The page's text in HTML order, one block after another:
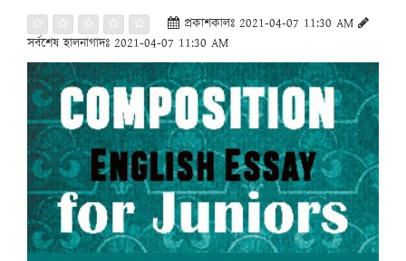
প্রকাশকালঃ 2021-04-07 11:30 AM
সর্বশেষ হালনাগাদঃ 2021-04-07 11:30 AM